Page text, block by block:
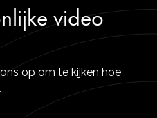
video
op om te kijken hoe